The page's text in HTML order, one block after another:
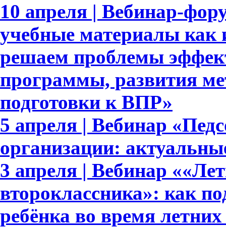
10 апреля | Вебинар-
учебные материалы как
решаем проблемы
программы, развития
подготовки к ВПР»
5 апреля | Вебинар
организации:
3 апреля | Вебинар
второклассника»: как
ребёнка во время